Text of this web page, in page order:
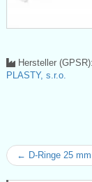
Hersteller (GPSR):
PLASTY, s.r.o.
← D-Ringe 25 mm